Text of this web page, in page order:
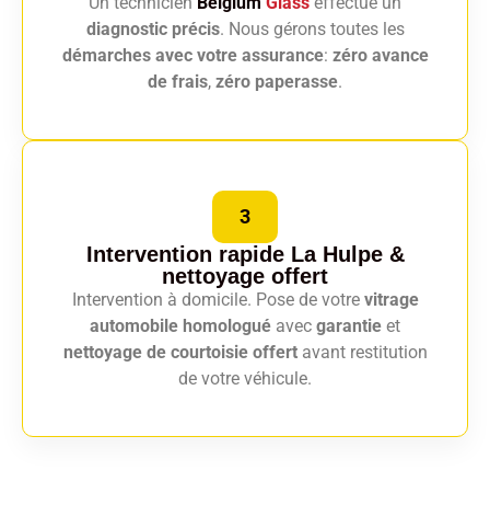
diagnostic précis. Nous gérons toutes les
démarches avec votre assurance: zéro avance
de frais, zéro paperasse.
3
Intervention rapide La Hulpe &
nettoyage offert
Intervention à domicile. Pose de votre vitrage
automobile homologué avec garantie et
nettoyage de courtoisie offertavant restitution
de votre véhicule.